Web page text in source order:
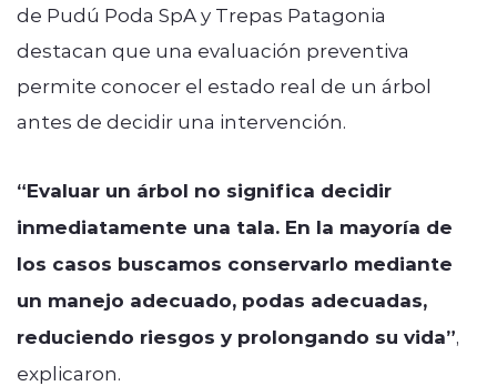
de Pudú Poda SpA y Trepas Patagonia
destacan que una evaluación preventiva
permite conocer el estado real de un árbol
antes de decidir una intervención.
“Evaluar un árbol no significa decidir
inmediatamente una tala. En la mayoría de
los casos buscamos conservarlo mediante
un manejo adecuado, podas adecuadas,
reduciendo riesgos y prolongando su vida”,
explicaron.